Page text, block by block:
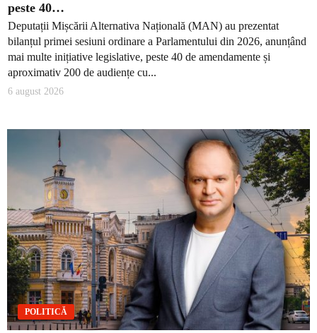
peste 40…
Deputații Mișcării Alternativa Națională (MAN) au prezentat
bilanțul primei sesiuni ordinare a Parlamentului din 2026, anunțând
mai multe inițiative legislative, peste 40 de amendamente și
aproximativ 200 de audiențe cu...
6 august 2026
POLITICĂ